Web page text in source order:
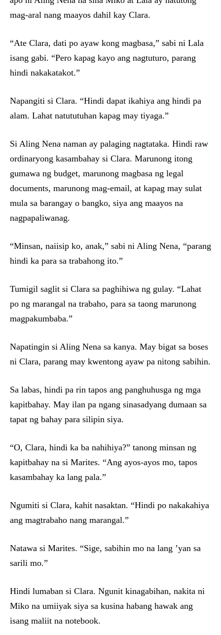
mag-aral nang maayos dahil kay Clara.
“Ate Clara, dati po ayaw kong magbasa,” sabi ni Lala
isang gabi. “Pero kapag kayo ang nagtuturo, parang
hindi nakakatakot.”
Napangiti si Clara. “Hindi dapat ikahiya ang hindi pa
alam. Lahat natututuhan kapag may tiyaga.”
Si Aling Nena naman ay palaging nagtataka. Hindi raw
ordinaryong kasambahay si Clara. Marunong itong
gumawa ng budget, marunong magbasa ng legal
documents, marunong mag-email, at kapag may sulat
mula sa barangay o bangko, siya ang maayos na
nagpapaliwanag.
“Minsan, naiisip ko, anak,” sabi ni Aling Nena, “parang
hindi ka para sa trabahong ito.”
Tumigil saglit si Clara sa paghihiwa ng gulay. “Lahat
po ng marangal na trabaho, para sa taong marunong
magpakumbaba.”
Napatingin si Aling Nena sa kanya. May bigat sa boses
ni Clara, parang may kwentong ayaw pa nitong sabihin.
Sa labas, hindi pa rin tapos ang panghuhusga ng mga
kapitbahay. May ilan pa ngang sinasadyang dumaan sa
tapat ng bahay para silipin siya.
“O, Clara, hindi ka ba nahihiya?” tanong minsan ng
kapitbahay na si Marites. “Ang ayos-ayos mo, tapos
kasambahay ka lang pala.”
Ngumiti si Clara, kahit nasaktan. “Hindi po nakakahiya
ang magtrabaho nang marangal.”
Natawa si Marites. “Sige, sabihin mo na lang ’yan sa
sarili mo.”
Hindi lumaban si Clara. Ngunit kinagabihan, nakita ni
Miko na umiiyak siya sa kusina habang hawak ang
isang maliit na notebook.